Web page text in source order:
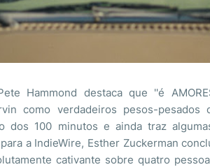
Hammond destaca que ''é
como verdadeiros pesos-pesados
dos 100 minutos e ainda traz
a IndieWire, Esther Zuckerman
cativante sobre quatro